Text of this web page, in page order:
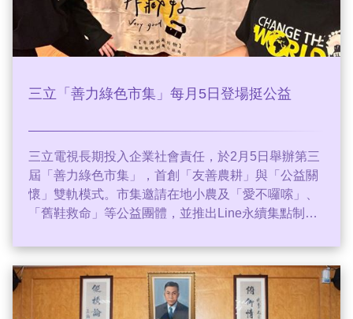
三立「善力綠色市集」每月5日登場挺公益
三立電視長期投入企業社會責任，於2月5日舉辦第三
屆「善力綠色市集」，首創「友善農耕」與「公益關
懷」雙軌模式。市集邀請在地小農及「愛不囉嗦」、
「舊鞋救命」等公益團體，並推出Line永續集點制
身支持，大讚「0diva平埔黑豬」的科技養豬理念。三
立永續辦公室副執行長王若庭表示，市集旨在建立良
善生態系，讓同仁支持在地產業，同時理解公益與環
保重要性。活動不僅促進在地經濟，更擴大ESG影響